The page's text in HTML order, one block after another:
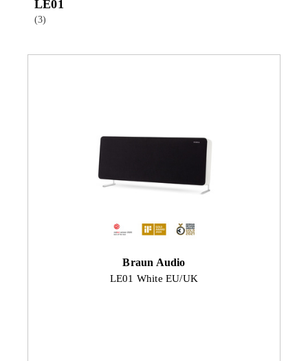
LE01
(3)
Braun Audio
LE01 White EU/UK